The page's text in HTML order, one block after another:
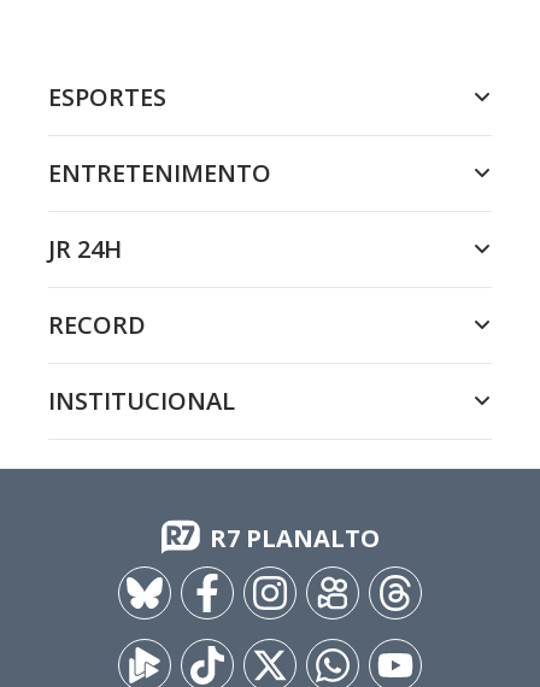
ESPORTES
ENTRETENIMENTO
JR 24H
RECORD
INSTITUCIONAL
R7 PLANALTO